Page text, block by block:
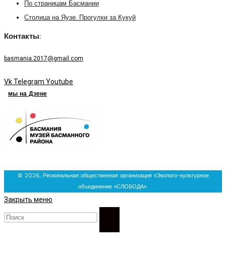
По страницам Басмании
Столица на Яузе. Прогулки за Кукуй
Контакты:
basmania.2017@gmail.com
VkTelegram Youtube
мы на Дзене
© 2026, Региональная общественная организация «Эколого-культурное
объединение «СЛОБОДА».
Закрыть меню